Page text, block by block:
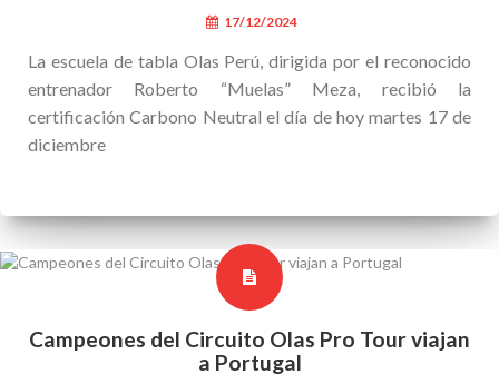
17/12/2024
La escuela de tabla Olas Perú, dirigida por el reconocido
entrenador Roberto “Muelas” Meza, recibió la
certificación Carbono Neutral el día de hoy martes 17 de
diciembre
Campeones del Circuito Olas Pro Tour viajan
a Portugal